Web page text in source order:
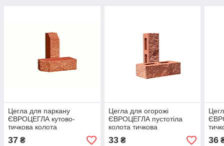
Цегла для паркану
ЄВРОЦЕГЛА кутово-
тичкова колота
225х100х65мм морквяна
37 ₴
Цегла для огорожі
ЄВРОЦЕГЛА пустотіла
колота тичкова
225х100х65мм морквяна
33₴ 36